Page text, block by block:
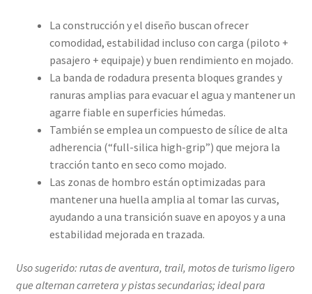
La construcción y el diseño buscan ofrecer
comodidad, estabilidad incluso con carga (piloto +
pasajero + equipaje) y buen rendimiento en mojado.
La banda de rodadura presenta bloques grandes y
ranuras amplias para evacuar el agua y mantener un
agarre fiable en superficies húmedas.
También se emplea un compuesto de sílice de alta
adherencia (“full-silica high-grip”) que mejora la
tracción tanto en seco como mojado.
Las zonas de hombro están optimizadas para
mantener una huella amplia al tomar las curvas,
ayudando a una transición suave en apoyos y a una
estabilidad mejorada en trazada.
Uso sugerido: rutas de aventura, trail, motos de turismo ligero
que alternan carretera y pistas secundarias; ideal para